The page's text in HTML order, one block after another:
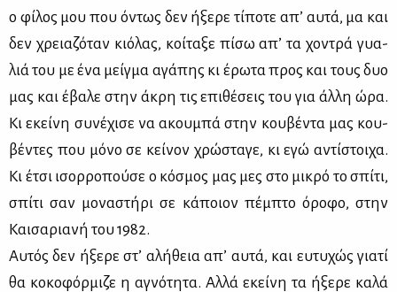
ο φί­λος μου που όντως δεν ήξε­ρε τί­πο­τε απ’ αυ­τά, μα και
δεν χρεια­ζό­ταν κιό­λας, κοί­τα­ξε πί­σω απ’ τα χο­ντρά γυα­
λιά του με ένα μείγ­μα αγά­πης κι έρω­τα προς και τους δυο
μας και έβα­λε στην άκρη τις επι­θέ­σεις του για άλ­λη ώρα.
Κι εκεί­νη συ­νέ­χι­σε να ακου­μπά στην κου­βέ­ντα μας κου­
βέ­ντες που μό­νο σε κεί­νον χρώ­στα­γε, κι εγώ αντί­στοι­χα.
Κι έτσι ισορ­ρο­πού­σε ο κό­σμος μας μες στο μι­κρό το σπί­τι,
σπί­τι σαν μο­να­στή­ρι σε κά­ποιον πέμ­πτο όρο­φο, στην
Και­σα­ρια­νή του 1982.
Αυ­τός δεν ήξε­ρε στ’ αλή­θεια απ’ αυ­τά, και ευ­τυ­χώς για­τί
θα κο­κο­φόρ­μι­ζε η αγνό­τη­τα. Αλ­λά εκεί­νη τα ήξε­ρε κα­λά